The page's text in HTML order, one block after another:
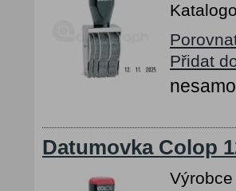
Přidat
Datumovka Colop